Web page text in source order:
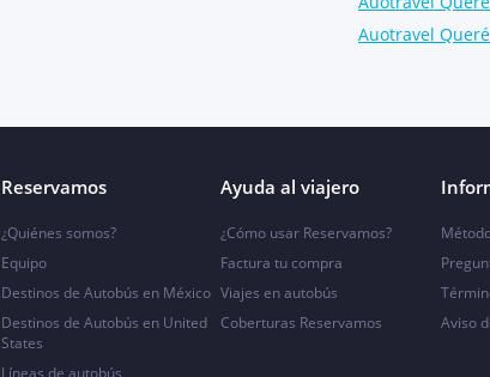
Auotravel
Reservamos
¿Quiénes somos?
Equipo
Destinos de Autobús en México
Destinos de Autobús en United
States
Líneas de autobús
Ayuda al viajero
¿Cómo usar Reservamos?
Factura tu compra
Viajes en autobús
Coberturas Reservamos
Aviso